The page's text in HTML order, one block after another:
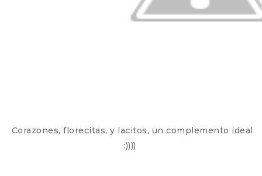
Corazones, florecitas, y lacitos, un complemento ideal
:))))